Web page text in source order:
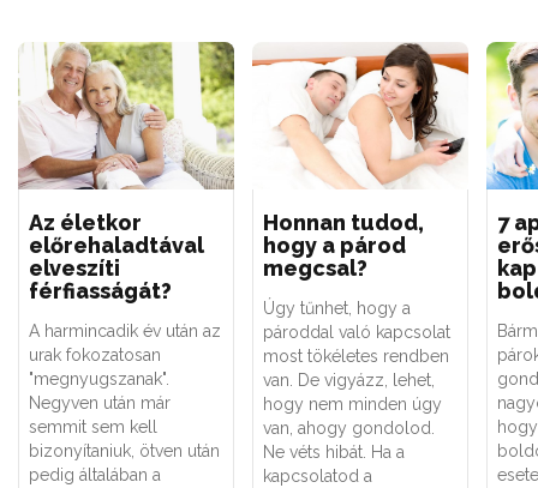
Az életkor
előrehaladtával
elveszíti
férfiasságát?
A harmincadik év után az
urak fokozatosan
"megnyugszanak".
Negyven után már
semmit sem kell
bizonyítaniuk, ötven után
pedig általában a
Honnan tudod,
hogy a párod
megcsal?
Úgy tűnhet, hogy a
pároddal való kapcsolat
most tökéletes rendben
van. De vigyázz, lehet,
hogy nem minden úgy
van, ahogy gondolod.
Ne véts hibát. Ha a
kapcsolatod a
7